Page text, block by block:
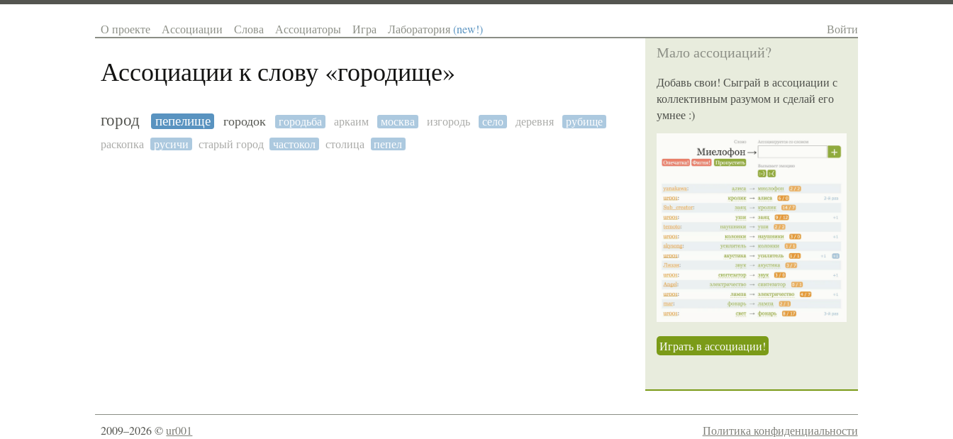
О проекте Ассоциации Слова Ассоциаторы Игра Лаборатория(new!) Войти
Ассоциации к слову «городище»
город пепелище городок городьба аркаим москва изгородь село деревня
рубище
раскопка
русичи старый город частокол столица пепел
Мало ассоциаций?
Добавь свои! Сыграй в ассоциации с
коллективным разумом и сделай его
умнее :)
Играть в ассоциации!
2009–2026 ©ur001 Политика конфиденциальности